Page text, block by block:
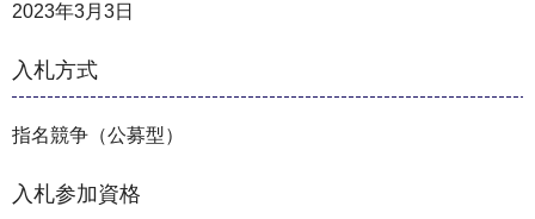
2023年3月3日
入札方式
指名競争（公募型）
入札参加資格